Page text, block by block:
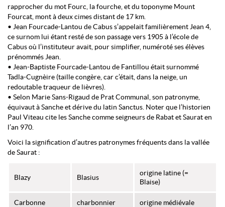
rapprocher du mot Fourc, la fourche, et du toponyme Mount
Fourcat, mont à deux cimes distant de 17 km.
• Jean Fourcade-Lantou de Cabus s’appelait familièrement Jean 4,
ce surnom lui étant resté de son passage vers 1905 à l’école de
Cabus où l’instituteur avait, pour simplifier, numéroté ses élèves
prénommés Jean.
• Jean-Baptiste Fourcade-Lantou de Fantillou était surnommé
Tadla-Cugnèire (taille congère, car c’était, dans la neige, un
redoutable traqueur de lièvres).
• Selon Marie Sans-Rigaud de Prat Communal, son patronyme,
équivaut à Sanche et dérive du latin Sanctus. Noter que l’historien
Paul Viteau cite les Sanche comme seigneurs de Rabat et Saurat en
l’an 970.
Voici la signification d’autres patronymes fréquents dans la vallée
de Saurat :
Blazy Blasius
origine latine (=
Blaise)
Carbonne charbonnier origine médiévale